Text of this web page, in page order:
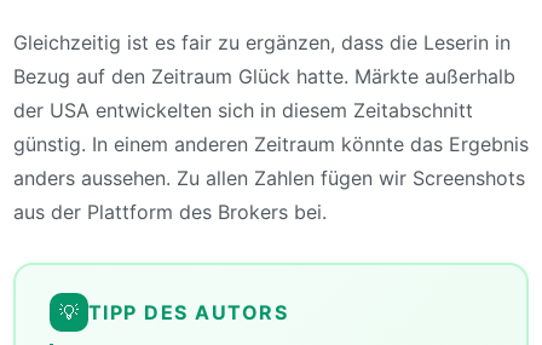
Gleichzeitig ist es fair zu ergänzen, dass die Leserin in
Bezug auf den Zeitraum Glück hatte. Märkte außerhalb
der USA entwickelten sich in diesem Zeitabschnitt
günstig. In einem anderen Zeitraum könnte das Ergebnis
anders aussehen. Zu allen Zahlen fügen wir Screenshots
aus der Plattform des Brokers bei.
💡 TIPP DES AUTORS